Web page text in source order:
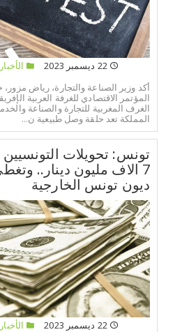
22 ديسمبر 2023
الأخبار
أكد وزير الصناعة والتجارة، رياض مزور،
المؤتمر الاقتصادي للغرفة العربية
الغرف المغربية للتجارة والصناعة
المملكة تعد حلقة وصل طبيعية ن...
تونس: تحويلات التونسيين
ديون تونس الخارجية
22 ديسمبر 2023
الأخبار